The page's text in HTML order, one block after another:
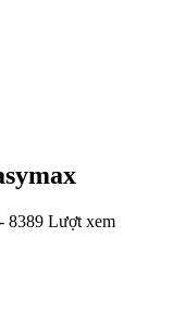
8389 Lượt xem